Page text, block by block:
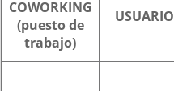
COWORKING
(puesto de
trabajo)